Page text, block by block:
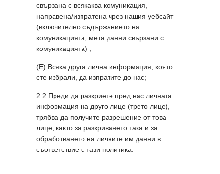
свързана с всякаква комуникация,
направена/изпратена чрез нашия уебсайт
(включително съдържанието на
комуникацията, мета данни свързани с
комуникацията) ;
(Е) Всяка друга лична информация, която
сте избрали, да изпратите до нас;
2.2 Преди да разкриете пред нас личната
информация на друго лице (трето лице),
трябва да получите разрешение от това
лице, както за разкриването така и за
обработването на личните им данни в
съответствие с тази политика.